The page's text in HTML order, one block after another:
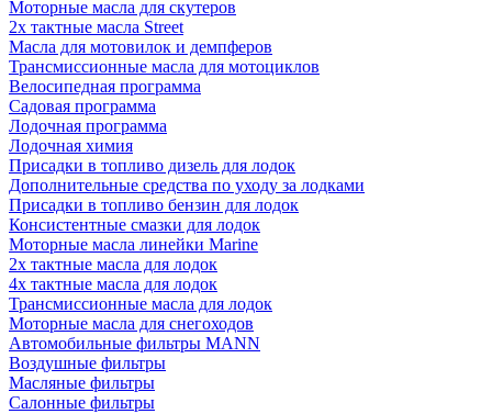
Моторные масла для скутеров
2х тактные масла Street
Масла для мотовилок и демпферов
Трансмиссионные масла для мотоциклов
Велосипедная программа
Садовая программа
Лодочная программа
Лодочная химия
Присадки в топливо дизель для лодок
Дополнительные средства по уходу за лодками
Присадки в топливо бензин для лодок
Консистентные смазки для лодок
Моторные масла линейки Marine
2х тактные масла для лодок
4х тактные масла для лодок
Трансмиссионные масла для лодок
Моторные масла для снегоходов
Автомобильные фильтры MANN
Воздушные фильтры
Масляные фильтры
Салонные фильтры